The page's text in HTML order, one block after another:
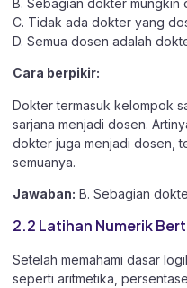
C. Tidak ada dokter yang
D. Semua dosen adalah
Cara berpikir:
Dokter termasuk kelompok
sarjana menjadi dosen.
dokter juga menjadi dosen,
semuanya.
Jawaban: B. Sebagian
2.2 Latihan Numerik
Setelah memahami dasar
seperti aritmetika,